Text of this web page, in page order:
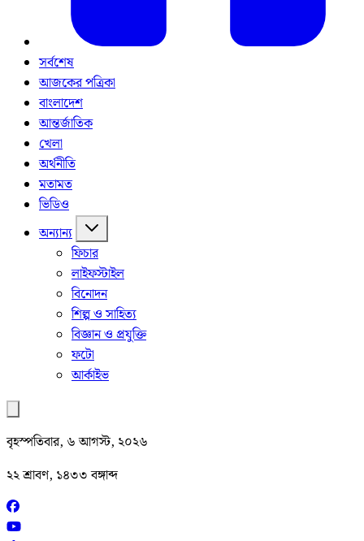
সর্বশেষ
আজকের পত্রিকা
বাংলাদেশ
আন্তর্জাতিক
খেলা
অর্থনীতি
মতামত
ভিডিও
অন্যান্য
ফিচার
লাইফস্টাইল
বিনোদন
শিল্প ও সাহিত্য
বিজ্ঞান ও প্রযুক্তি
ফটো
আর্কাইভ
বৃহস্পতিবার, ৬ আগস্ট, ২০২৬
২২ শ্রাবণ, ১৪৩৩ বঙ্গাব্দ